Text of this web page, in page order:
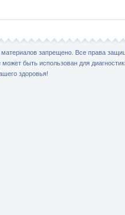
запрещено. Все права
быть использован для
здоровья!